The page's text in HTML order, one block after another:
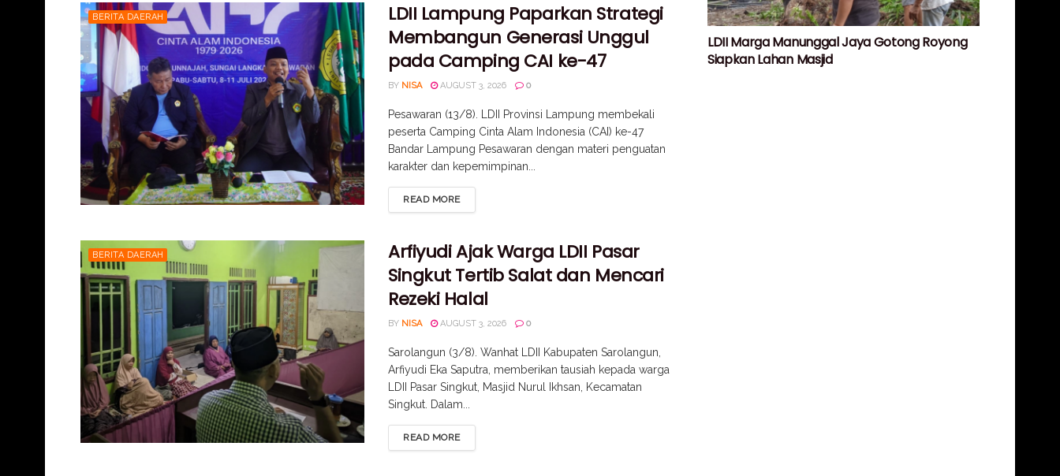
BERITA DAERAH
LDII Lampung Paparkan Strategi
Membangun Generasi Unggul
pada Camping CAI ke-47
BY NISA AUGUST 3, 2026 0
Pesawaran (13/8). LDII Provinsi Lampung membekali
peserta Camping Cinta Alam Indonesia (CAI) ke-47
Bandar Lampung Pesawaran dengan materi penguatan
karakter dan kepemimpinan...
READ MORE
BERITA DAERAH
Arfiyudi Ajak Warga LDII Pasar
Singkut Tertib Salat dan Mencari
Rezeki Halal
BY NISA AUGUST 3, 2026 0
Sarolangun (3/8). Wanhat LDII Kabupaten Sarolangun,
Arfiyudi Eka Saputra, memberikan tausiah kepada warga
LDII Pasar Singkut, Masjid Nurul Ikhsan, Kecamatan
Singkut. Dalam...
READ MORE
LDII Marga Manunggal Jaya Gotong Royong
Siapkan Lahan Masjid